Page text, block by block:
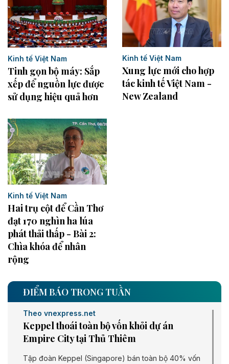
Kinh tế Việt Nam
Tinh gọn bộ máy: Sắp
xếp để nguồn lực được
sử dụng hiệu quả hơn
Kinh tế Việt Nam
Xung lực mới cho hợp
tác kinh tế Việt Nam -
New Zealand
Kinh tế Việt Nam
Hai trụ cột để Cần Thơ
đạt 170 nghìn ha lúa
phát thải thấp - Bài 2:
Chìa khóa để nhân
rộng
ĐIỂM BÁO TRONG TUẦN
Theo vnexpress.net
Keppel thoái toàn bộ vốn khỏi dự án
Empire City tại Thủ Thiêm
Tập đoàn Keppel (Singapore) bán toàn bộ 40% vốn